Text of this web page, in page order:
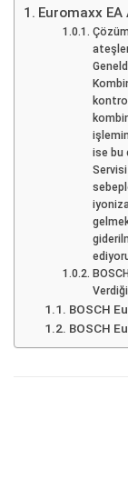
Euromaxx EA
ise bu
Servisi
BOSCH
BOSCH